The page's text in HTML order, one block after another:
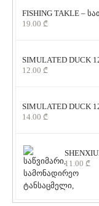
FISHING TAKLE –
19.00 ₾
SIMULATED DUCK
12.00 ₾
SIMULATED DUCK
14.00 ₾
11.00 ₾